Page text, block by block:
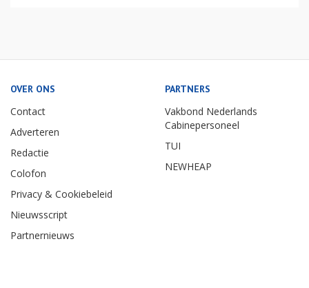
OVER ONS
Contact
Adverteren
Redactie
Colofon
Privacy & Cookiebeleid
Nieuwsscript
Partnernieuws
PARTNERS
Vakbond Nederlands
Cabinepersoneel
TUI
NEWHEAP